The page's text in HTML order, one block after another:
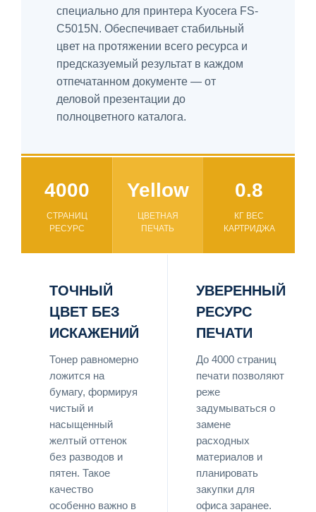
специально для принтера Kyocera FS-
C5015N. Обеспечивает стабильный
цвет на протяжении всего ресурса и
предсказуемый результат в каждом
отпечатанном документе — от
деловой презентации до
полноцветного каталога.
4000
СТРАНИЦ
РЕСУРС
Yellow
ЦВЕТНАЯ
ПЕЧАТЬ
0.8
КГ ВЕС
КАРТРИДЖА
ТОЧНЫЙ
ЦВЕТ БЕЗ
ИСКАЖЕНИЙ
Тонер равномерно
ложится на
бумагу, формируя
чистый и
насыщенный
желтый оттенок
без разводов и
пятен. Такое
качество
особенно важно в
УВЕРЕННЫЙ
РЕСУРС
ПЕЧАТИ
До 4000 страниц
печати позволяют
реже
задумываться о
замене
расходных
материалов и
планировать
закупки для
офиса заранее.